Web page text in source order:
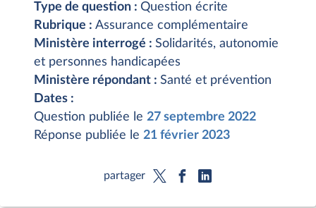
Type de question : Question écrite
Rubrique : Assurance complémentaire
Ministère interrogé : Solidarités, autonomie
et personnes handicapées
Ministère répondant : Santé et prévention
Dates :
Question publiée le 27 septembre 2022
Réponse publiée le 21 février 2023
partager